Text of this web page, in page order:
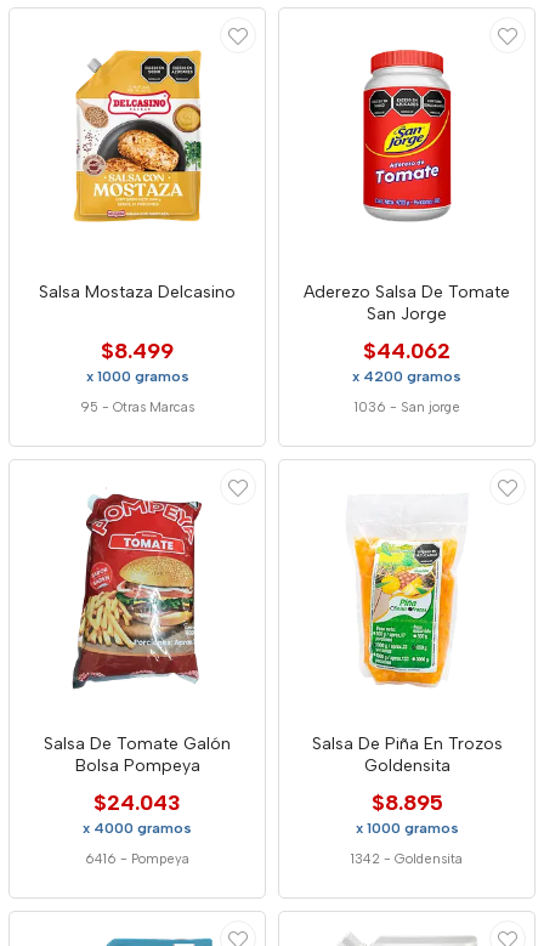
Salsa Mostaza Delcasino
$8.499
x 1000 gramos
95 - Otras Marcas
Aderezo Salsa De Tomate
San Jorge
$44.062
x 4200 gramos
1036 - San jorge
Salsa De Tomate Galón
Bolsa Pompeya
$24.043
x 4000 gramos
6416 - Pompeya
Salsa De Piña En Trozos
Goldensita
$8.895
x 1000 gramos
1342 - Goldensita